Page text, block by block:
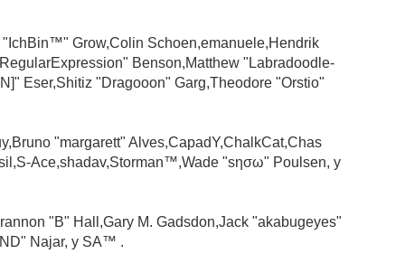
Grow,Colin Schoen,emanuele,Hendrik
Benson,Matthew "Labradoodle-
Eser,Shitiz "Dragooon" Garg,Theodore "Orstio"
"margarett" Alves,CapadY,ChalkCat,Chas
Ace,shadav,Storman™,Wade "sησω" Poulsen, y
"B" Hall,Gary M. Gadsdon,Jack "akabugeyes"
Najar, y SA™ .